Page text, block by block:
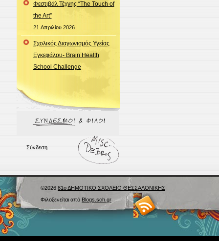
Φεστιβάλ Τέχνης “The Touch of
the Art”
21 Απριλίου 2026
Σχολικός Διαγωνισμός Υγείας
Εγκεφάλου- Brain Health
School Challenge
Σύνδεση
©2026 81ο ΔΗΜΟΤΙΚΟ ΣΧΟΛΕΙΟ ΘΕΣΣΑΛΟΝΙΚΗΣ
Φιλοξενείται από Blogs.sch.gr